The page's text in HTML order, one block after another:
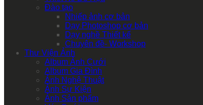
Đào tạo
Nhiếp ảnh cơ bản
Dạy Photoshop cơ bản
Dạy nghề Thiết kế
Chuyên đề- Workshop
Thư Viện Ảnh
Album Ảnh Cưới
Album Gia Đình
Ảnh Nghệ Thuật
Ảnh Sự Kiện
Ảnh Sản phẩm